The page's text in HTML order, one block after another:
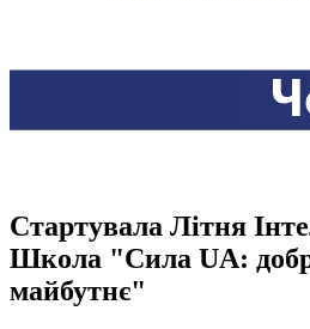
Cтартувала Літня
Школа "Сила UA:
майбутнє"